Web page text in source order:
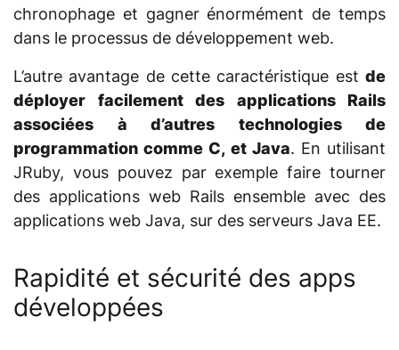
chronophage et gagner énormément de temps
dans le processus de développement web.
L’autre avantage de cette caractéristique est de
déployer facilement des applications Rails
associées à d’autres technologies de
programmation comme C, et Java. En utilisant
JRuby, vous pouvez par exemple faire tourner
des applications web Rails ensemble avec des
applications web Java, sur des serveurs Java EE.
Rapidité et sécurité des apps
développées